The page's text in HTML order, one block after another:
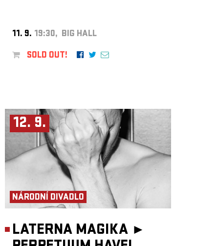
11. 9. 19:30, BIG HALL
SOLD OUT!
12. 9.
NÁRODNÍ DIVADLO
LATERNA MAGIKA ►